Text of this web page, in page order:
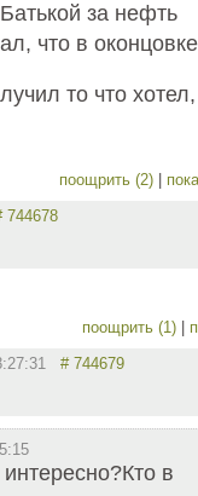
за нефть
что в оконцовке
то что
поощрить (2)
744678
поощрить (1)
# 744679
в